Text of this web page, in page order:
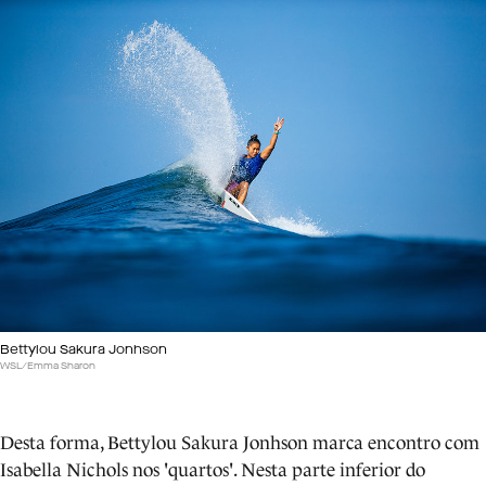
Bettylou Sakura Jonhson
WSL/Emma Sharon
Desta forma, Bettylou Sakura Jonhson marca encontro com
Isabella Nichols nos 'quartos'. Nesta parte inferior do